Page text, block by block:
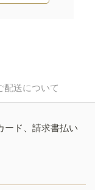
配送について
ード、請求書払い